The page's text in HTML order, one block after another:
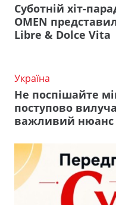
Суботній хіт-
OMEN
Libre & Dolce Vita
Україна
Не поспішайте
поступово
важливий нюанс